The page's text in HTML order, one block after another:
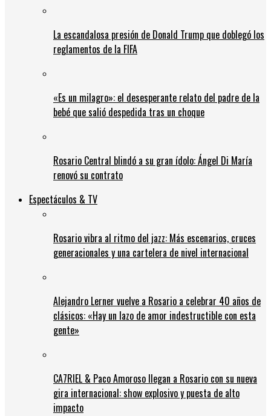
La escandalosa presión de Donald Trump que doblegó los
reglamentos de la FIFA
«Es un milagro»: el desesperante relato del padre de la
bebé que salió despedida tras un choque
Rosario Central blindó a su gran ídolo: Ángel Di María
renovó su contrato
Espectáculos & TV
Rosario vibra al ritmo del jazz: Más escenarios, cruces
generacionales y una cartelera de nivel internacional
Alejandro Lerner vuelve a Rosario a celebrar 40 años de
clásicos: «Hay un lazo de amor indestructible con esta
gente»
CA7RIEL & Paco Amoroso llegan a Rosario con su nueva
gira internacional: show explosivo y puesta de alto
impacto